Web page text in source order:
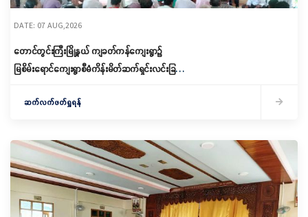
DATE: 07 AUG,2026
တောင်တွင်းကြီးမြို့နယ် ကျခတ်ကန်ကျေးရွာ၌
မြစိမ်းရောင်ကျေးရွာစီမံကိန်းမိတ်ဆက်ရှင်းလင်းခြင်း
ဆက်လက်ဖတ်ရှုရန်